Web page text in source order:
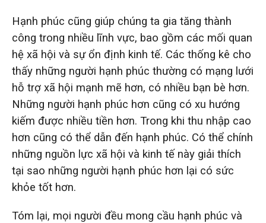
Hạnh phúc cũng giúp chúng ta gia tăng thành
công trong nhiều lĩnh vực, bao gồm các mối quan
hệ xã hội và sự ổn định kinh tế. Các thống kê cho
thấy những người hạnh phúc thường có mạng lưới
hỗ trợ xã hội mạnh mẽ hơn, có nhiều bạn bè hơn.
Những người hạnh phúc hơn cũng có xu hướng
kiếm được nhiều tiền hơn. Trong khi thu nhập cao
hơn cũng có thể dẫn đến hạnh phúc. Có thể chính
những nguồn lực xã hội và kinh tế này giải thích
tại sao những người hạnh phúc hơn lại có sức
khỏe tốt hơn.
Tóm lại, mọi người đều mong cầu hạnh phúc và